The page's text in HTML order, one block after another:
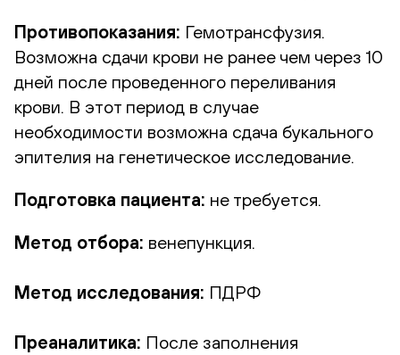
Противопоказания: Гемотрансфузия.
Возможна сдачи крови не ранее чем через 10
дней после проведенного переливания
крови. В этот период в случае
необходимости возможна сдача букального
эпителия на генетическое исследование.
Подготовка пациента: не требуется.
Метод отбора: венепункция.
Метод исследования: ПДРФ
Преаналитика: После заполнения